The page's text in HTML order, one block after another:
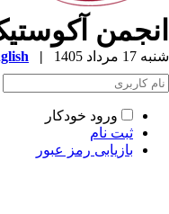
انجمن
شنبه 17 مرداد 1405 |
ورود خودکار
ثبت نام
بازیابی رمز عبور